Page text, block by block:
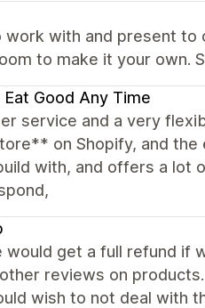
work with and present
to make it your own.
Good Any Time
service and a very
on Shopify, and
with, and offers a lot
would get a full refund if
reviews on
wish to not deal with